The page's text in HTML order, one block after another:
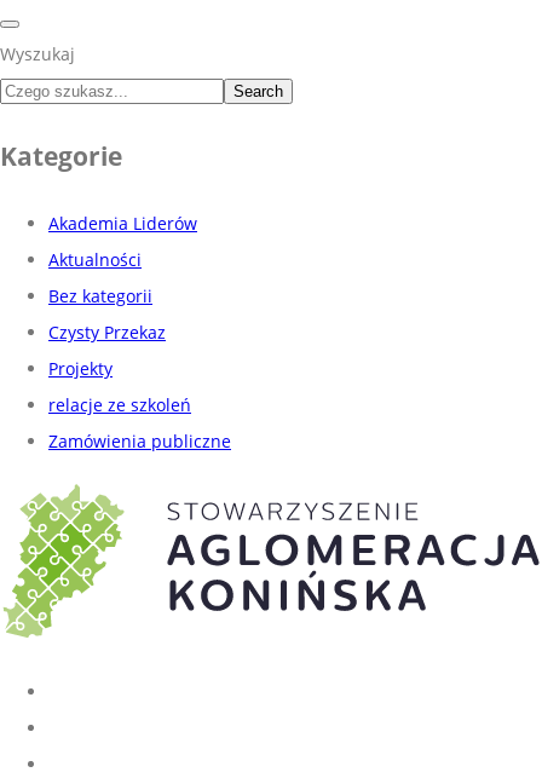
Wyszukaj
Search
Kategorie
Akademia Liderów
Aktualności
Bez kategorii
Czysty Przekaz
Projekty
relacje ze szkoleń
Zamówienia publiczne